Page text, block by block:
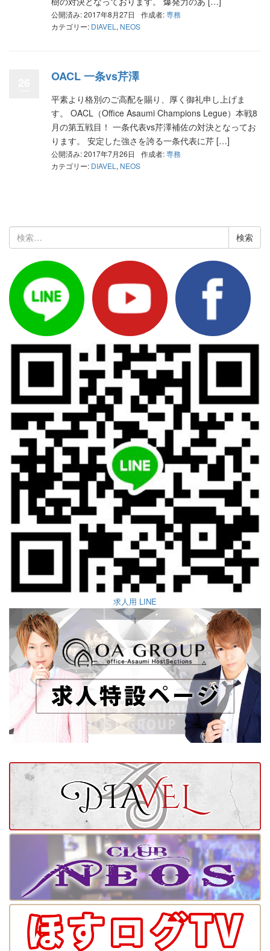
公開済み: 2017年8月27日 作成者:専務
カテゴリー: DIAVEL , NEOS
OACL 一条vs芹澤
平素より格別のご高配を賜り、厚く御礼申し上げま
す。 OACL（Office Asaumi Champions Legue）本戦8
月の第五戦目！ 一条代表vs芹澤補佐の対決となってお
ります。 安定した強さを誇る一条代表に芹 […]
公開済み: 2017年7月26日 作成者:専務
カテゴリー: DIAVEL , NEOS
索:
求人用 LINE